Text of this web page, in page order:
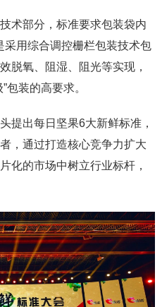
术部分，标准要求包装袋内
用综合调控栅栏包装技术包
脱氧、阻湿、阻光等实现，
包装的高要求。
提出每日坚果6大新鲜标准，
，通过打造核心竞争力扩大
化的市场中树立行业标杆，